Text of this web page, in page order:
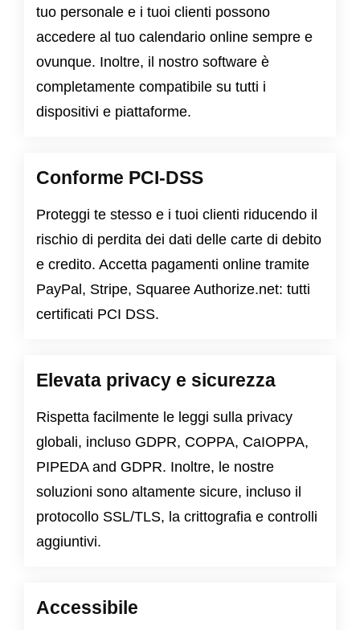
tuo personale e i tuoi clienti possono
accedere al tuo calendario online sempre e
ovunque. Inoltre, il nostro software è
completamente compatibile su tutti i
dispositivi e piattaforme.
Conforme PCI-DSS
Proteggi te stesso e i tuoi clienti riducendo il
rischio di perdita dei dati delle carte di debito
e credito. Accetta pagamenti online tramite
PayPal, Stripe, Squaree Authorize.net: tutti
certificati PCI DSS.
Elevata privacy e sicurezza
Rispetta facilmente le leggi sulla privacy
globali, incluso GDPR, COPPA, CaIOPPA,
PIPEDAand GDPR. Inoltre, le nostre
soluzioni sono altamente sicure, incluso il
protocollo SSL/TLS, la crittografia e controlli
aggiuntivi.
Accessibile